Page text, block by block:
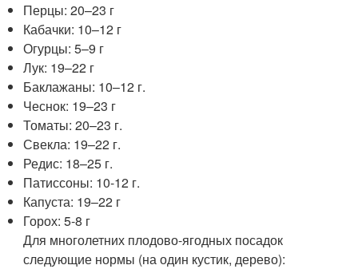
Перцы: 20–23 г
Кабачки: 10–12 г
Огурцы: 5–9 г
Лук: 19–22 г
Баклажаны: 10–12 г.
Чеснок: 19–23 г
Томаты: 20–23 г.
Свекла: 19–22 г.
Редис: 18–25 г.
Патиссоны: 10-12 г.
Капуста: 19–22 г
Горох: 5-8 г
Для многолетних плодово-ягодных посадок
следующие нормы (на один кустик, дерево):